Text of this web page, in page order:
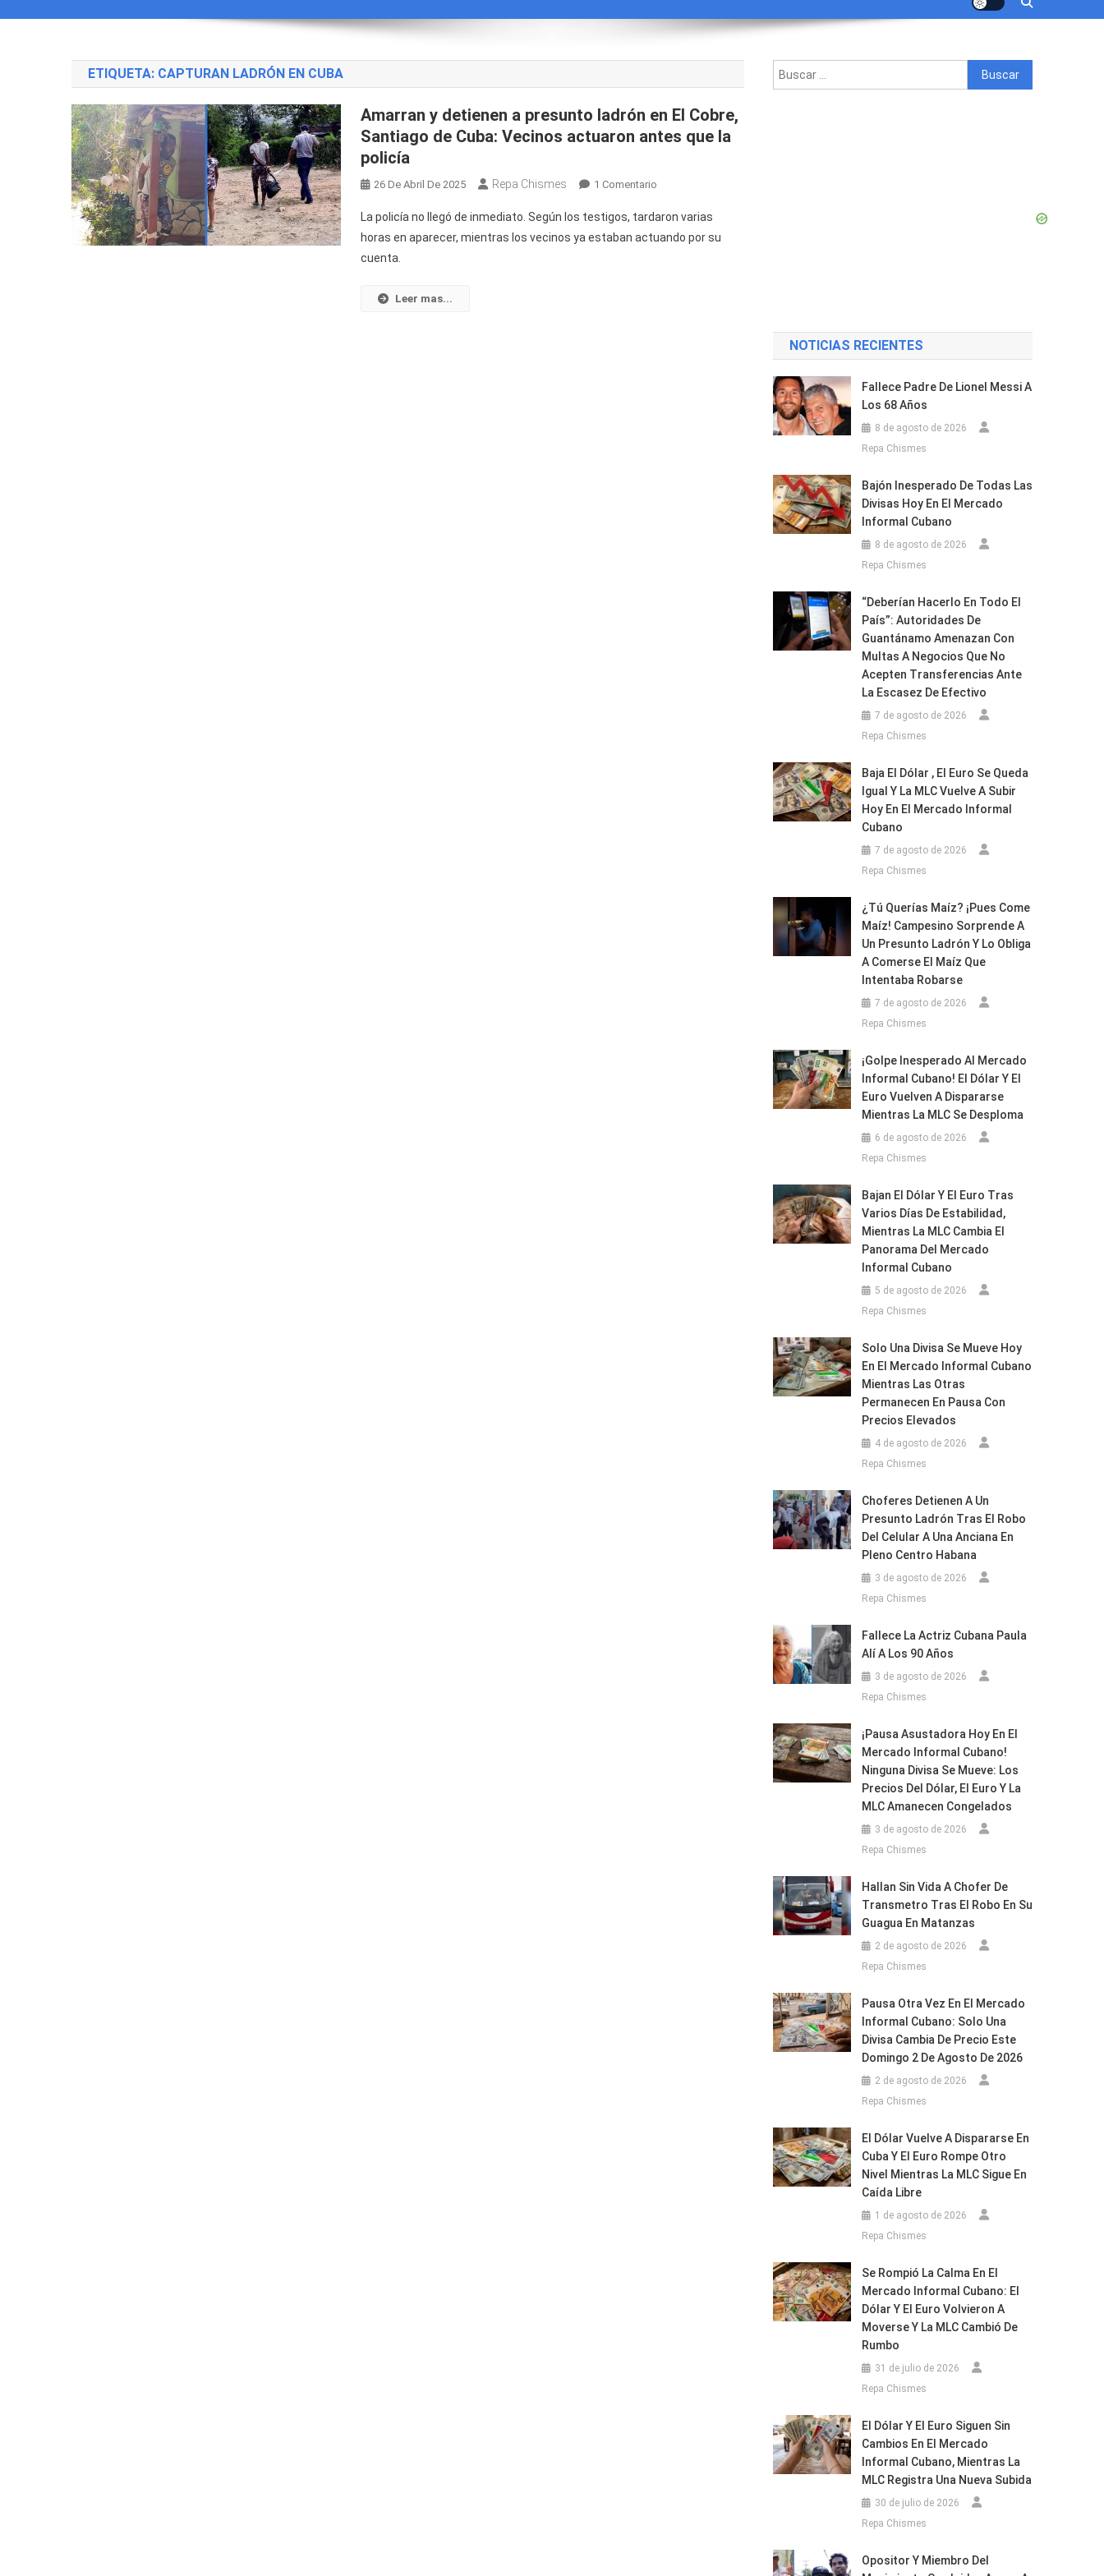
ETIQUETA: CAPTURAN LADRÓN EN CUBA
Amarran y detienen a presunto ladrón en El Cobre,
Santiago de Cuba: Vecinos actuaron antes que la
policía
26 De Abril De 2025 Repa Chismes 1 Comentario
Y
Detienen
La policía no llegó de inmediato. Según los testigos, tardaron varias
horas en aparecer, mientras los vecinos ya estaban actuando por su
cuenta.
Leer mas...
Buscar:
NOTICIAS RECIENTES
Fallece Padre De Lionel Messi A
Los 68 Años
8 de agosto de 2026
Repa Chismes
Bajón Inesperado De Todas Las
Divisas Hoy En El Mercado
Informal Cubano
8 de agosto de 2026
Repa Chismes
“Deberían Hacerlo En Todo El
País”: Autoridades De
Guantánamo Amenazan Con
Multas A Negocios Que No
Acepten Transferencias Ante
La Escasez De Efectivo
7 de agosto de 2026
Repa Chismes
Baja El Dólar , El Euro Se Queda
Igual Y La MLC Vuelve A Subir
Hoy En El Mercado Informal
Cubano
7 de agosto de 2026
Repa Chismes
¿Tú Querías Maíz? ¡Pues Come
Maíz! Campesino Sorprende A
Un Presunto Ladrón Y Lo Obliga
A Comerse El Maíz Que
Intentaba Robarse
7 de agosto de 2026
Repa Chismes
¡Golpe Inesperado Al Mercado
Informal Cubano! El Dólar Y El
Euro Vuelven A Dispararse
Mientras La MLC Se Desploma
6 de agosto de 2026
Repa Chismes
Bajan El Dólar Y El Euro Tras
Varios Días De Estabilidad,
Mientras La MLC Cambia El
Panorama Del Mercado
Informal Cubano
5 de agosto de 2026
Repa Chismes
Solo Una Divisa Se Mueve Hoy
En El Mercado Informal Cubano
Mientras Las Otras
Permanecen En Pausa Con
Precios Elevados
4 de agosto de 2026
Repa Chismes
Choferes Detienen A Un
Presunto Ladrón Tras El Robo
Del Celular A Una Anciana En
Pleno Centro Habana
3 de agosto de 2026
Repa Chismes
Fallece La Actriz Cubana Paula
Alí A Los 90 Años
3 de agosto de 2026
Repa Chismes
¡Pausa Asustadora Hoy En El
Mercado Informal Cubano!
Ninguna Divisa Se Mueve: Los
Precios Del Dólar, El Euro Y La
MLC Amanecen Congelados
3 de agosto de 2026
Repa Chismes
Hallan Sin Vida A Chofer De
Transmetro Tras El Robo En Su
Guagua En Matanzas
2 de agosto de 2026
Repa Chismes
Pausa Otra Vez En El Mercado
Informal Cubano: Solo Una
Divisa Cambia De Precio Este
Domingo 2 De Agosto De 2026
2 de agosto de 2026
Repa Chismes
El Dólar Vuelve A Dispararse En
Cuba Y El Euro Rompe Otro
Nivel Mientras La MLC Sigue En
Caída Libre
1 de agosto de 2026
Repa Chismes
Se Rompió La Calma En El
Mercado Informal Cubano: El
Dólar Y El Euro Volvieron A
Moverse Y La MLC Cambió De
Rumbo
31 de julio de 2026
Repa Chismes
El Dólar Y El Euro Siguen Sin
Cambios En El Mercado
Informal Cubano, Mientras La
MLC Registra Una Nueva Subida
30 de julio de 2026
Repa Chismes
Opositor Y Miembro Del